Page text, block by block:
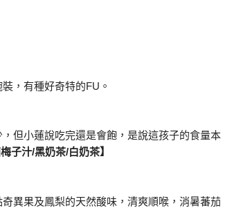
，有種好奇特的FU。
但小蓮說吃完還是會飽，是說這孩子的食量本
子汁/黑奶茶/白奶茶】
異果及鳳梨的天然酸味，清爽順喉，消暑蕃茄